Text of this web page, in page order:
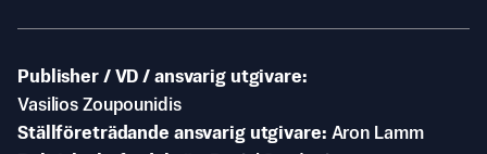
Publisher / VD / ansvarig utgivare
Vasilios Zoupounidis
Ställföreträdande ansvarig utgivare Aron Lamm